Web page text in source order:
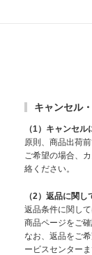
キャンセル
（1）キャンセル
原則、商品出荷
ご希望の場合、
絡ください。
（2）返品に関し
返品条件に関し
商品ページをご確
なお、返品をご
ービスセンター